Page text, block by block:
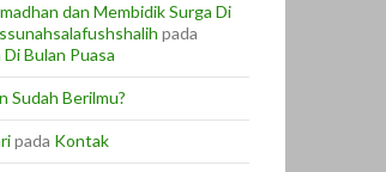
dan Membidik Surga Di
pada
Bulan Puasa
Sudah Berilmu?
pada Kontak